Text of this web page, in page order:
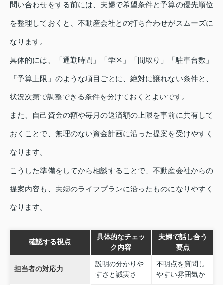
問い合わせをする前には、夫婦で希望条件と予算の優先順位
を整理しておくと、不動産会社との打ち合わせがスムーズに
なります。
具体的には、「通勤時間」「学区」「間取り」「駐車台数」
「予算上限」のような項目ごとに、絶対に譲れない条件と、
状況次第で調整できる条件を分けておくとよいです。
また、自己資金の額や毎月の返済額の上限を事前に共有して
おくことで、無理のない資金計画に沿った提案を受けやすく
なります。
こうした準備をしてから相談することで、不動産会社からの
提案内容も、夫婦のライフプランに沿ったものになりやすく
なります。
確認する視点
具体的なチェッ
ク内容
夫婦で話し合う
要点
担当者の対応力
説明の分かりや
すさと誠実さ
不明点を質問し
やすい雰囲気か